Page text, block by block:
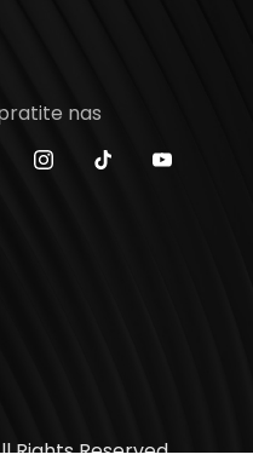
nas
Rights Reserved.